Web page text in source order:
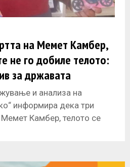
на Мемет Камбер,
не го добиле телото:
за државата
и анализа на
информира дека три
Камбер, телото се